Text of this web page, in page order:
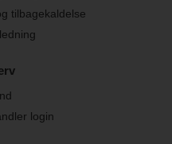
tilbagekaldelse
login